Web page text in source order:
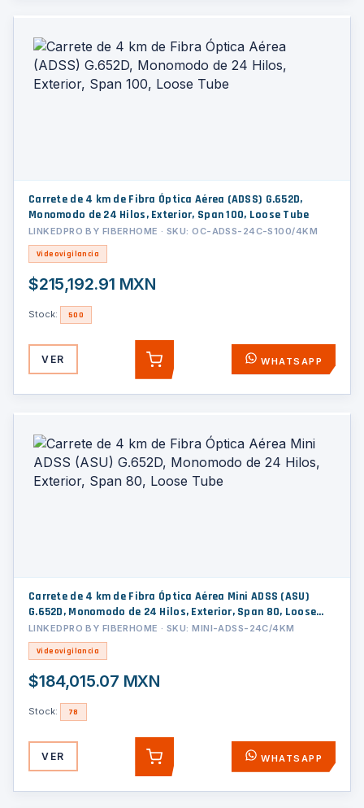
Carrete de 4 km de Fibra Óptica Aérea (ADSS) G.652D,
Monomodo de 24 Hilos, Exterior, Span 100, Loose Tube
LINKEDPRO BY FIBERHOME · SKU: OC-ADSS-24C-S100/4KM
Videovigilancia
$215,192.91 MXN
Stock: 500
VER AGREGAR WHATSAPP
Carrete de 4 km de Fibra Óptica Aérea Mini ADSS (ASU)
G.652D, Monomodo de 24 Hilos, Exterior, Span 80, Loose
Tube
LINKEDPRO BY FIBERHOME · SKU: MINI-ADSS-24C/4KM
Videovigilancia
$184,015.07 MXN
Stock: 78
VER AGREGAR WHATSAPP